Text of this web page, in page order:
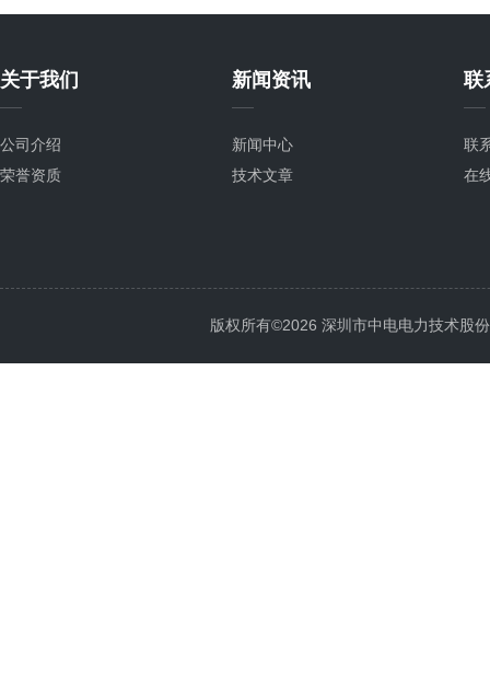
关于我们
公司介绍
荣誉资质
新闻资讯
新闻中心
技术文章
联
联
在
版权所有©2026 深圳市中电电力技术股